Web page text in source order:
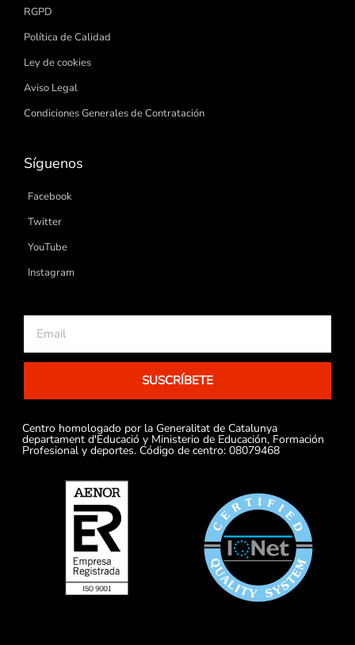
RGPD
Política de Calidad
Ley de cookies
Aviso Legal
Condiciones Generales de Contratación
Síguenos
Facebook
Twitter
YouTube
Instagram
SUSCRÍBETE
Centro homologado por la Generalitat de Catalunya
departament d'Educació y Ministerio de Educación, Formación
Profesional y deportes. Código de centro: 08079468